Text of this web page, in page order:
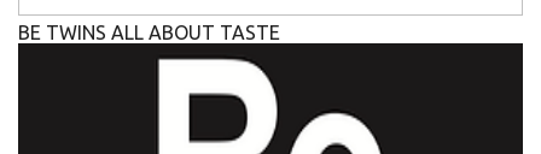
BE TWINS ALL ABOUT TASTE